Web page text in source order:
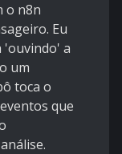
o n8n
Eu
'ouvindo' a
um
toca o
que